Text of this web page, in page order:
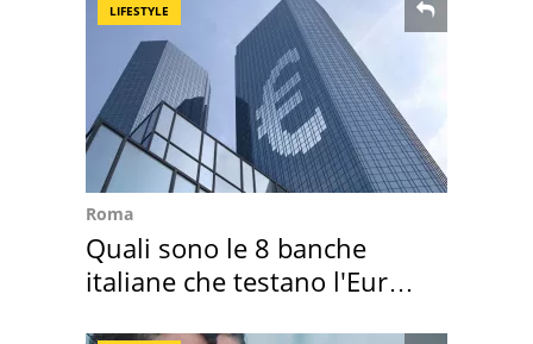
LIFESTYLE
Roma
Quali sono le 8 banche
italiane che testano l'Euro